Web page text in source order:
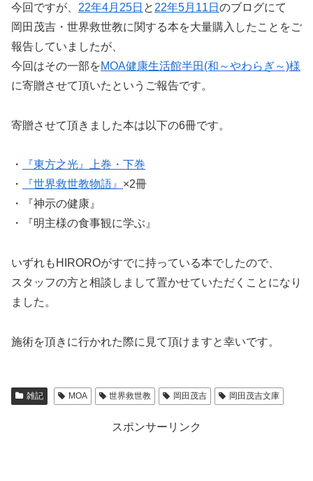
今回ですが、 22年4月25日 と 22年5月11日 のブログにて
岡田茂吉・世界救世教に関する本を大量購入したことをご
報告していましたが、
今回はその一部をMOA健康生活館半田(和～やわらぎ～)様
に寄贈させて頂いたというご報告です。
寄贈させて頂きました本は以下の6冊です。
・
『東方之光』上巻・下巻
・
『世界救世教物語』 ×2冊
・『神示の健康』
・『明主様の食事観に学ぶ』
いずれもHIROROがすでに持っている本でしたので、
スタッフの方と相談しまして置かせていただくことになり
ました。
施術を頂きに行かれた際に見て頂けますと幸いです。
雑記 MOA 世界救世教 岡田茂吉 岡田茂吉文庫
スポンサーリンク